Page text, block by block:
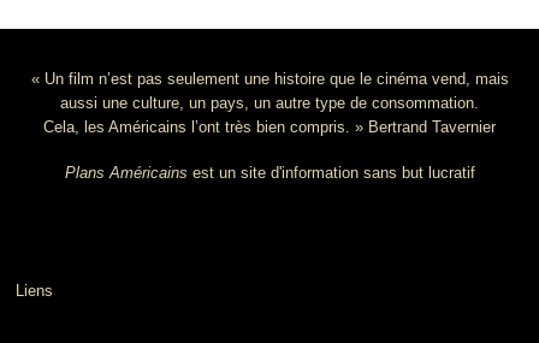
« Un film n’est pas seulement une histoire que le cinéma vend, mais
aussi une culture, un pays, un autre type de consommation.
Cela, les Américains l’ont très bien compris. » Bertrand Tavernier
Plans Américains est un site d'information sans but lucratif
Liens